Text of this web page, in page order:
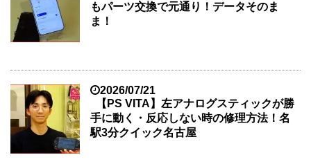
もパーツ交換で元通り！データそのま
ま！
2026/07/21
【PS VITA】左アナログスティックが勝
手に動く・反応しない時の修理方法！名
駅3分クイック名古屋